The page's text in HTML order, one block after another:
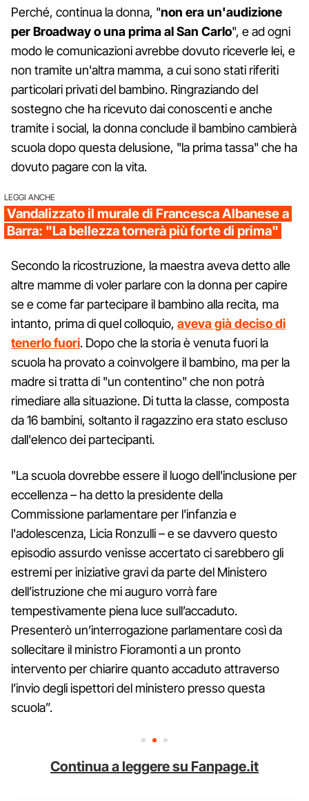
Perché, continua la donna, "non era un'audizione
per Broadway o una prima al San Carlo", e ad ogni
modo le comunicazioni avrebbe dovuto riceverle lei, e
non tramite un'altra mamma, a cui sono stati riferiti
particolari privati del bambino. Ringraziando del
sostegno che ha ricevuto dai conoscenti e anche
tramite i social, la donna conclude il bambino cambierà
scuola dopo questa delusione, "la prima tassa" che ha
dovuto pagare con la vita.
LEGGI ANCHE
Vandalizzato il murale di Francesca Albanese a
Barra: "La bellezza tornerà più forte di prima"
Secondo la ricostruzione, la maestra aveva detto alle
altre mamme di voler parlare con la donna per capire
se e come far partecipare il bambino alla recita, ma
intanto, prima di quel colloquio, aveva già deciso di
tenerlo fuori. Dopo che la storia è venuta fuori la
scuola ha provato a coinvolgere il bambino, ma per la
madre si tratta di "un contentino" che non potrà
rimediare alla situazione. Di tutta la classe, composta
da 16 bambini, soltanto il ragazzino era stato escluso
dall'elenco dei partecipanti.
"La scuola dovrebbe essere il luogo dell'inclusione per
eccellenza – ha detto la presidente della
Commissione parlamentare per l'infanzia e
l'adolescenza, Licia Ronzulli – e se davvero questo
episodio assurdo venisse accertato ci sarebbero gli
estremi per iniziative gravi da parte del Ministero
dell’istruzione che mi auguro vorrà fare
tempestivamente piena luce sull’accaduto.
Presenterò un’interrogazione parlamentare così da
sollecitare il ministro Fioramonti a un pronto
intervento per chiarire quanto accaduto attraverso
l’invio degli ispettori del ministero presso questa
scuola”.
Continua a leggere su Fanpage.it